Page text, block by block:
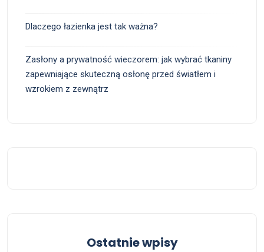
Dlaczego łazienka jest tak ważna?
Zasłony a prywatność wieczorem: jak wybrać tkaniny
zapewniające skuteczną osłonę przed światłem i
wzrokiem z zewnątrz
Ostatnie wpisy